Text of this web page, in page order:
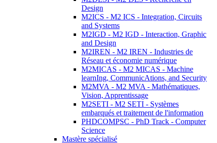
Design
M2ICS - M2 ICS - Integration, Circuits
and Systems
M2IGD - M2 IGD - Interaction, Graphic
and Design
M2IREN - M2 IREN - Industries de
Réseau et économie numérique
M2MICAS - M2 MICAS - Machine
learnIng, CommunicAtions, and Security
M2MVA - M2 MVA - Mathématiques,
Vision, Apprentissage
M2SETI - M2 SETI - Systèmes
embarqués et traitement de l'information
PHDCOMPSC - PhD Track - Computer
Science
Mastère spécialisé